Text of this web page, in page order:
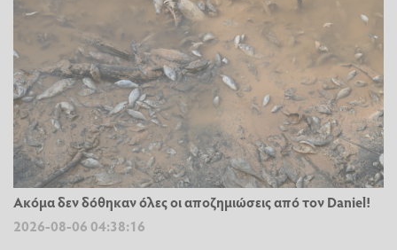
Ακόμα δεν δόθηκαν όλες οι αποζημιώσεις από τον Daniel!
2026-08-06 04:38:16